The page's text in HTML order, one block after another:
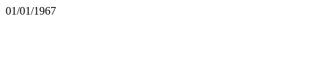
01/01/1967